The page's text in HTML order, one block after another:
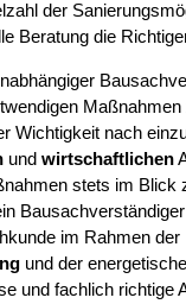
der
Beratung die
Maßnahmen
Wichtigkeit nach
und wirtschaftlichen
stets im Blick
im Rahmen der
und der
und fachlich richtige